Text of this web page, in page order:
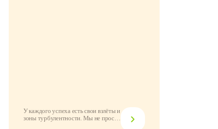
У каждого успеха есть свои взлёты и
зоны турбулентности. Мы не просто